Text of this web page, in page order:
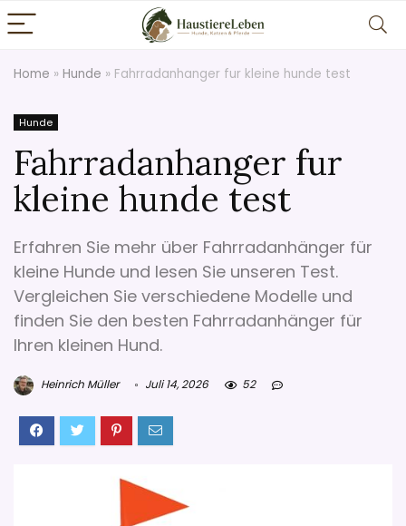
Home » Hunde » Fahrradanhanger fur kleine hunde test
Hunde
Fahrradanhanger fur
kleine hunde test
Erfahren Sie mehr über Fahrradanhänger für
kleine Hunde und lesen Sie unseren Test.
Vergleichen Sie verschiedene Modelle und
finden Sie den besten Fahrradanhänger für
Ihren kleinen Hund.
Heinrich Müller Juli 14, 2026 52